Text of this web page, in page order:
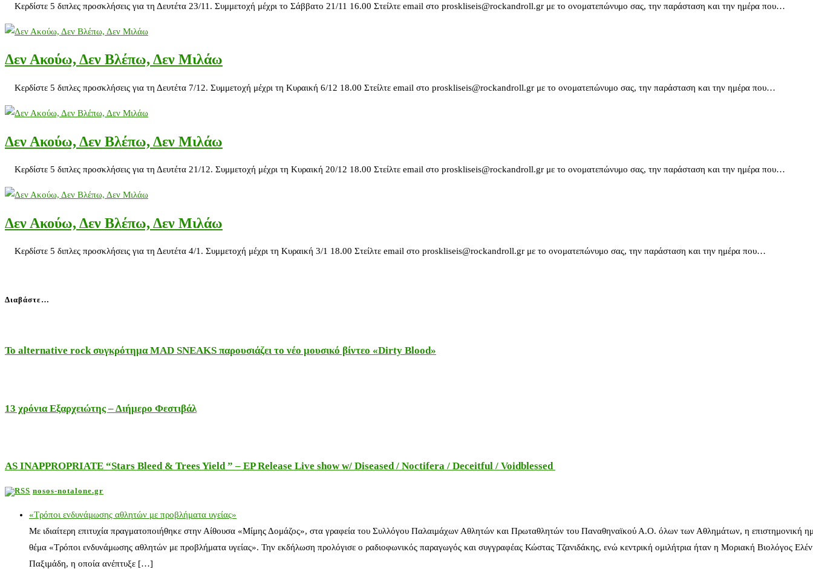
Κερδίστε 5 διπλες προσκλήσεις για τη Δευτέτα 23/11. Συμμετοχή μέχρι το Σάββατο 21/11 16.00 Στείλτε email στο proskliseis@rockandroll.gr με το ονοματεπώνυμο σας, την παράσταση και την ημέρα που…
Δεν Ακούω, Δεν Βλέπω, Δεν Μιλάω
Κερδίστε 5 διπλες προσκλήσεις για τη Δευτέτα 7/12. Συμμετοχή μέχρι τη Κυραική 6/12 18.00 Στείλτε email στο proskliseis@rockandroll.gr με το ονοματεπώνυμο σας, την παράσταση και την ημέρα που…
Δεν Ακούω, Δεν Βλέπω, Δεν Μιλάω
Κερδίστε 5 διπλες προσκλήσεις για τη Δευτέτα 21/12. Συμμετοχή μέχρι τη Κυραική 20/12 18.00 Στείλτε email στο proskliseis@rockandroll.gr με το ονοματεπώνυμο σας, την παράσταση και την ημέρα που…
Δεν Ακούω, Δεν Βλέπω, Δεν Μιλάω
Κερδίστε 5 διπλες προσκλήσεις για τη Δευτέτα 4/1. Συμμετοχή μέχρι τη Κυραική 3/1 18.00 Στείλτε email στο proskliseis@rockandroll.gr με το ονοματεπώνυμο σας, την παράσταση και την ημέρα που…
Διαβάστε…
Το alternative rock συγκρότημα MAD SNEAKS παρουσιάζει το νέο μουσικό βίντεο «Dirty Blood»
13 χρόνια Εξαρχειώτης – Διήμερο Φεστιβάλ
AS INAPPROPRIATE “Stars Bleed & Trees Yield ” – EP Release Live show w/ Diseased / Noctifera / Deceitful / Voidblessed
nosos-notalone.gr
«Τρόποι ενδυνάμωσης αθλητών με προβλήματα υγείας»
Με ιδιαίτερη επιτυχία πραγματοποιήθηκε στην Αίθουσα «Μίμης Δομάζος», στα γραφεία του Συλλόγου Παλαιμάχων Αθλητών και Πρωταθλητών του Παναθηναϊκού Α.Ο. όλων των Αθλημάτων, η επιστημονική
θέμα «Τρόποι ενδυνάμωσης αθλητών με προβλήματα υγείας». Την εκδήλωση προλόγισε ο ραδιοφωνικός παραγωγός και συγγραφέας Κώστας Τζανιδάκης, ενώ κεντρική ομιλήτρια ήταν η Μοριακή Βιολόγος
Παξιμάδη, η οποία ανέπτυξε […]